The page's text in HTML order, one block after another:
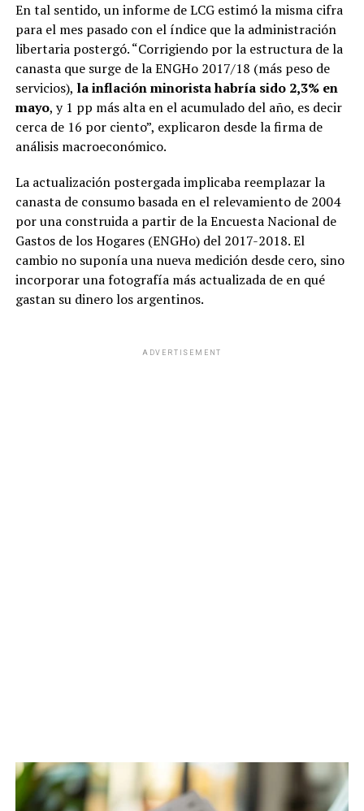
En tal sentido, un informe de LCG estimó la misma cifra
para el mes pasado con el índice que la administración
libertaria postergó. “Corrigiendo por la estructura de la
canasta que surge de la ENGHo 2017/18 (más peso de
servicios), la inflación minorista habría sido 2,3% en
mayo, y 1 pp más alta en el acumulado del año, es decir
cerca de 16 por ciento”, explicaron desde la firma de
análisis macroeconómico.
La actualización postergada implicaba reemplazar la
canasta de consumo basada en el relevamiento de 2004
por una construida a partir de la Encuesta Nacional de
Gastos de los Hogares (ENGHo) del 2017-2018. El
cambio no suponía una nueva medición desde cero, sino
incorporar una fotografía más actualizada de en qué
gastan su dinero los argentinos.
ADVERTISEMENT